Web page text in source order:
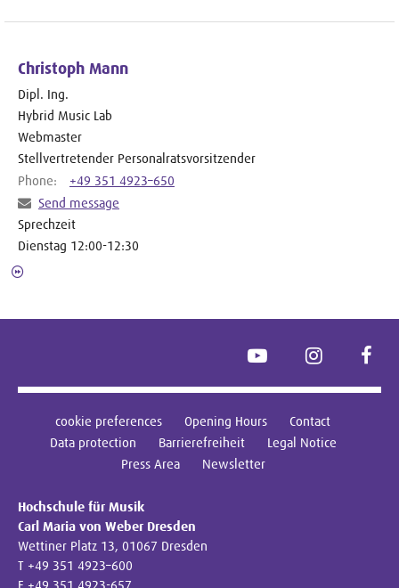
Christoph Mann
Dipl. Ing.
Hybrid Music Lab
Webmaster
Stellvertretender Personalratsvorsitzender
Phone:
+49 351 4923–650
Send message
Sprechzeit
Dienstag 12:00-12:30
YouTube Instagram
cookie preferences Opening Hours
Contact
Data protection
Barrierefreiheit
Legal Notice
Press Area
Newsletter
Hochschule für Musik
Carl Maria von Weber Dresden
Wettiner Platz 13, 01067 Dresden
T +49 351 4923–600
F +49 351 4923-657